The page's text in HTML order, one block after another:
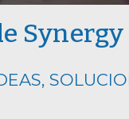
Synergy